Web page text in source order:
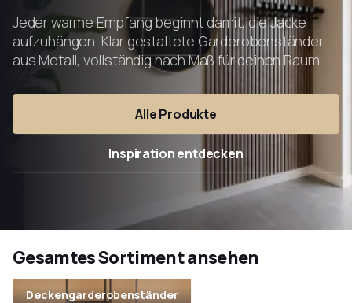
Jeder warme Empfang beginnt damit, die Jacke
aufzuhängen. Klar gestaltete Garderobenständer
aus Metall, vollständig nach Maß für deinen Raum.
Alle Produkte
Inspiration entdecken
Gesamtes Sortiment ansehen
Deckengarderobenständer